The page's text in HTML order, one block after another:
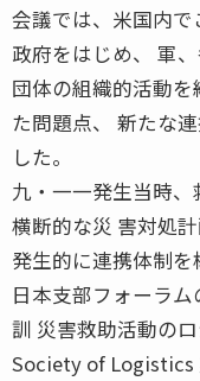
会議では、米国内
政府をはじめ、 軍
団体の組織的活動
た問題点、 新たな
した。
九・一一発生当時
横断的な災 害対処
発生的に連携体制を
日本支部フォーラ
訓 災害救助活動の
Society of Logistics